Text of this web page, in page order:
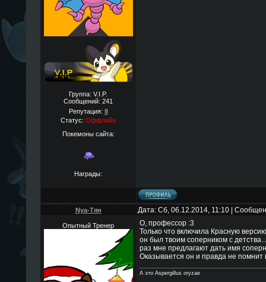
Группа: V.I.P.
Сообщений: 241
Репутация: 8
Статус: Оффлайн
Покемоны сайта:
Награды:
Nya-Тян Дата: Сб, 06.12.2014, 11:10 |
Опытный Тренер
О, профессор :3
Только что включила Красную
он был твоим соперником с
раз мне предлагают дать имя
Оказывается он и правда не помнит
А это Aspergillus oryzae